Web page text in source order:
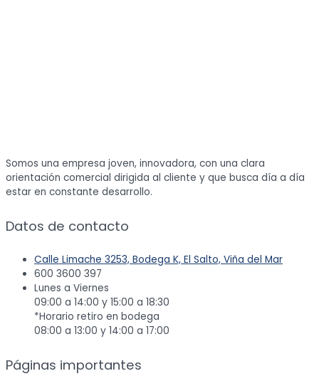
Somos una empresa joven, innovadora, con una clara
orientación comercial dirigida al cliente y que busca día a día
estar en constante desarrollo.
Datos de contacto
Calle Limache 3253, Bodega K, El Salto, Viña del Mar
600 3600 397
Lunes a Viernes
09:00 a 14:00 y 15:00 a 18:30
*Horario retiro en bodega
08:00 a 13:00 y 14:00 a 17:00
Páginas importantes